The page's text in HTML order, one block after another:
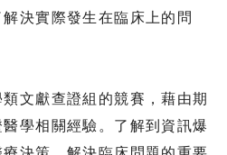
決實際發生在臨床上的問
文獻查證組的競賽，藉由期
學相關經驗。了解到資訊爆